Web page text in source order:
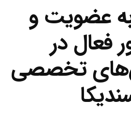
عضویت و
فعال در
تخصصی